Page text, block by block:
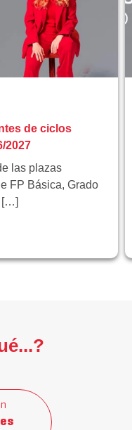
de ciclos
2027
las plazas
FP Básica, Grado
[…]